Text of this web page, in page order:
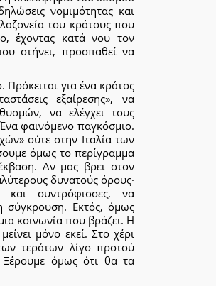
νομιμότητας και
του κράτους που
έχοντας κατά νου τον
στήνει, προσπαθεί να
Πρόκειται για ένα κράτος
εξαίρεσης», να
να ελέγχει τους
φαινόμενο παγκόσμιο.
ούτε στην Ιταλία των
όμως το περίγραμμα
Αν μας βρει στον
δυνατούς όρους·
και συντρόφισσες, να
σύγκρουση. Εκτός, όμως
κοινωνία που βράζει. Η
μόνο εκεί. Στο χέρι
τεράτων λίγο προτού
Ξέρουμε όμως ότι θα τα